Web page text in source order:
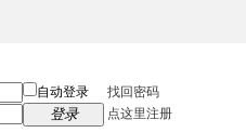
自动登录
找回密码
登录 点这里注册